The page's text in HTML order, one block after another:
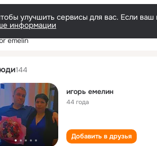
улучшить сервисы для вас. Если
информации
emelin
144
игорь емелин
44 года
Добавить в друзья